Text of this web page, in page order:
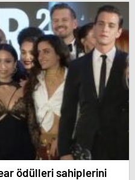
ödülleri sahiplerini